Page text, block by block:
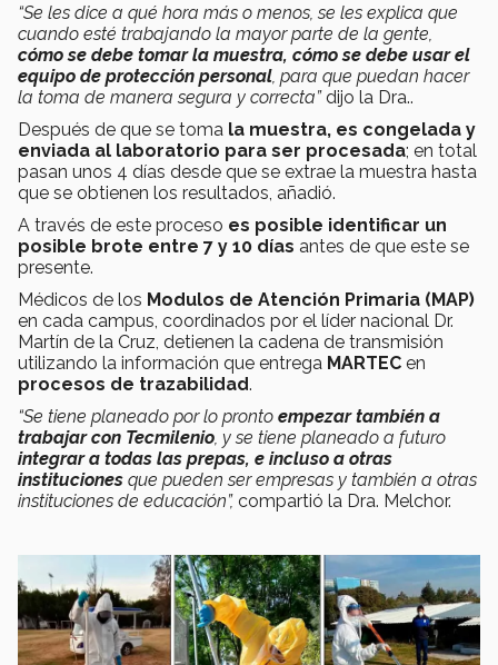
“Se les dice a qué hora más o menos, se les explica que
cuando esté trabajando la mayor parte de la gente,
cómo se debe tomar la muestra, cómo se debe usar el
equipo de protección personal , para que puedan hacer
la toma de manera segura y correcta”dijo la Dra..
Después de que se toma la muestra, es congelada y
enviada al laboratorio para ser procesada; en total
pasan unos 4 días desde que se extrae la muestra hasta
que se obtienen los resultados, añadió.
A través de este proceso es posible identificar un
posible brote entre 7 y 10 días antes de que este se
presente.
Médicos de los Modulos de Atención Primaria (MAP)
en cada campus, coordinados por el líder nacional Dr.
Martín de la Cruz, detienen la cadena de transmisión
utilizando la información que entrega MARTEC en
procesos de trazabilidad.
“Se tiene planeado por lo pronto empezar también a
trabajar con Tecmilenio , y se tiene planeado a futuro
integrar a todas las prepas, e incluso a otras
instituciones que pueden ser empresas y también a otras
instituciones de educación”, compartió la Dra. Melchor.